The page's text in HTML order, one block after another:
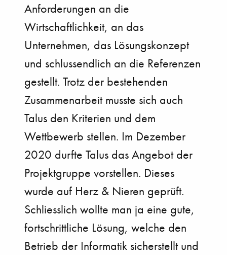
Anforderungen an die
Wirtschaftlichkeit, an das
Unternehmen, das Lösungskonzept
und schlussendlich an die Referenzen
gestellt. Trotz der bestehenden
Zusammenarbeit musste sich auch
Talus den Kriterien und dem
Wettbewerb stellen. Im Dezember
2020 durfte Talus das Angebot der
Projektgruppe vorstellen. Dieses
wurde auf Herz & Nieren geprüft.
Schliesslich wollte man ja eine gute,
fortschrittliche Lösung, welche den
Betrieb der Informatik sicherstellt und